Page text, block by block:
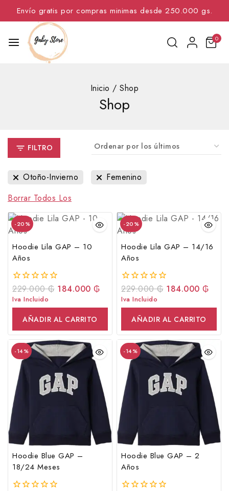
Envío gratis por compras minimas desde 250.000 gs.
0
Inicio / Shop
Shop
FILTRO
Otoño-Invierno
Femenino
Borrar Todos Los
-20%
Hoodie Lila GAP – 10
Años
0
fuera
de
229.000₲ 184.000 ₲
Iva Incluido
AÑADIR AL CARRITO
-20%
Hoodie Lila GAP – 14/16
Años
0
fuera
de
229.000₲ 184.000 ₲
Iva Incluido
AÑADIR AL CARRITO
-14%
Hoodie Blue GAP –
18/24 Meses
-14%
Hoodie Blue GAP – 2
Años